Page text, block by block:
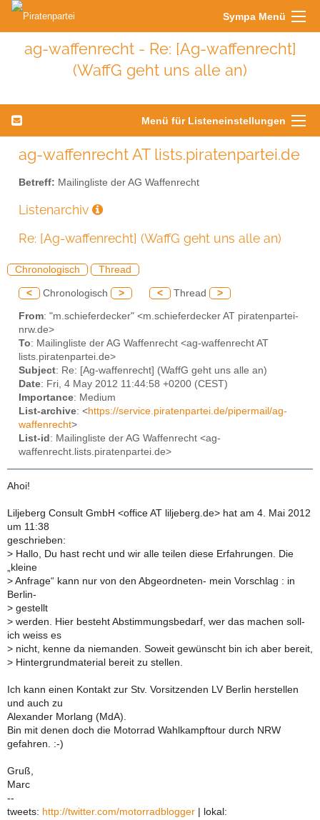
Sympa Menü
ag-waffenrecht - Re: [Ag-waffenrecht]
(WaffG geht uns alle an)
Menü für Listeneinstellungen
ag-waffenrecht AT lists.piratenpartei.de
Betreff: Mailingliste der AG Waffenrecht
Listenarchiv
Re: [Ag-waffenrecht] (WaffG geht uns alle an)
Chronologisch Thread
< Chronologisch > < Thread >
From: "m.schieferdecker" <m.schieferdecker AT piratenpartei-
nrw.de>
To: Mailingliste der AG Waffenrecht <ag-waffenrecht AT
lists.piratenpartei.de>
Subject: Re: [Ag-waffenrecht] (WaffG geht uns alle an)
Date: Fri, 4 May 2012 11:44:58 +0200 (CEST)
Importance: Medium
List-archive: <https://service.piratenpartei.de/pipermail/ag-
waffenrecht>
List-id : Mailingliste der AG Waffenrecht <ag-
waffenrecht.lists.piratenpartei.de>
Ahoi!
Liljeberg Consult GmbH <office AT liljeberg.de> hat am 4. Mai 2012
um 11:38
geschrieben:
> Hallo, Du hast recht und wir alle teilen diese Erfahrungen. Die
„kleine
> Anfrage“ kann nur von den Abgeordneten- mein Vorschlag : in
Berlin-
> gestellt
> werden. Hier besteht Abstimmungsbedarf, wer das machen soll-
ich weiss es
> nicht, kenne da niemanden. Soweit gewünscht bin ich aber bereit,
> Hintergrundmaterial bereit zu stellen.
Ich kann einen Kontakt zur Stv. Vorsitzenden LV Berlin herstellen
und auch zu
Alexander Morlang (MdA).
Bin mit denen doch die Motorrad Wahlkampftour durch NRW
gefahren. :-)
Gruß,
Marc
--
tweets: http://twitter.com/motorradblogger | lokal: